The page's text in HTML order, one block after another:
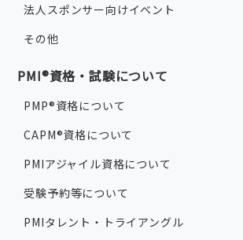
法人スポンサー向けイベント
その他
PMI®資格・試験について
PMP®資格について
CAPM®資格について
PMIアジャイル資格について
受験予約等について
PMIタレント・トライアングル